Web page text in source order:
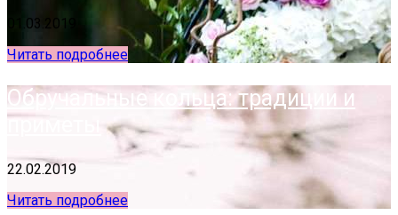
01.03.2019
Читать подробнее
Обручальные кольца: традиции и
приметы
22.02.2019
Читать подробнее